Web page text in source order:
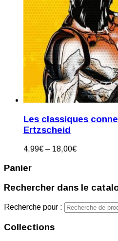
Les classiques
Ertzscheid
4,99€ – 18,00€
Panier
Rechercher dans le
Recherche pour :
Collections